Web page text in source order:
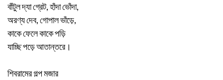
বাঁটুল দ্যা গ্রেট, হাঁদা ভোঁদা,
অরণ্য দেব, গোপাল ভাঁড়ে,
কাকে ফেলে কাকে পড়ি
যাচ্ছি পড়ে আতান্তরে।
শিবরামের গল্প মজার